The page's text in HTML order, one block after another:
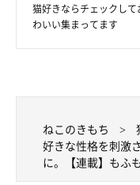
猫好きならチェックし
わいい集まってます
ねこのきもち
好きな性格を刺激
に。【連載】もふ